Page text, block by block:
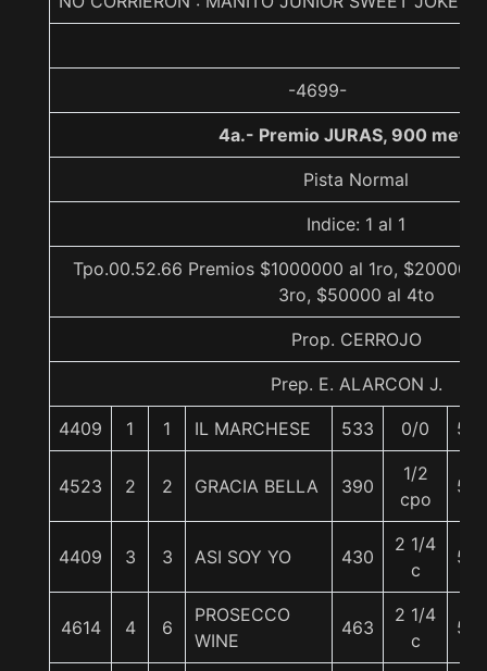
-4699-
4a.- Premio JURAS, 900
Pista Normal
Indice: 1 al 1
Tpo.00.52.66 Premios $1000000 al 1ro,
3ro, $50000 al 4to
Prop. CERROJO
Prep. E. ALARCON J.
4409 1 1 IL MARCHESE 533 0/0 56
4523 2 2 GRACIA BELLA 390
1/2
cpo
56
4409 3 3 ASI SOY YO 430
2 1/4
c
56
4614 4 6
PROSECCO
WINE
463
2 1/4
c
56